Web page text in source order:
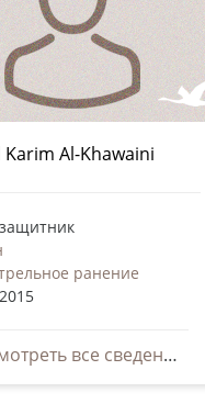
Al-Khawaini
ранение
Просмотреть все сведения